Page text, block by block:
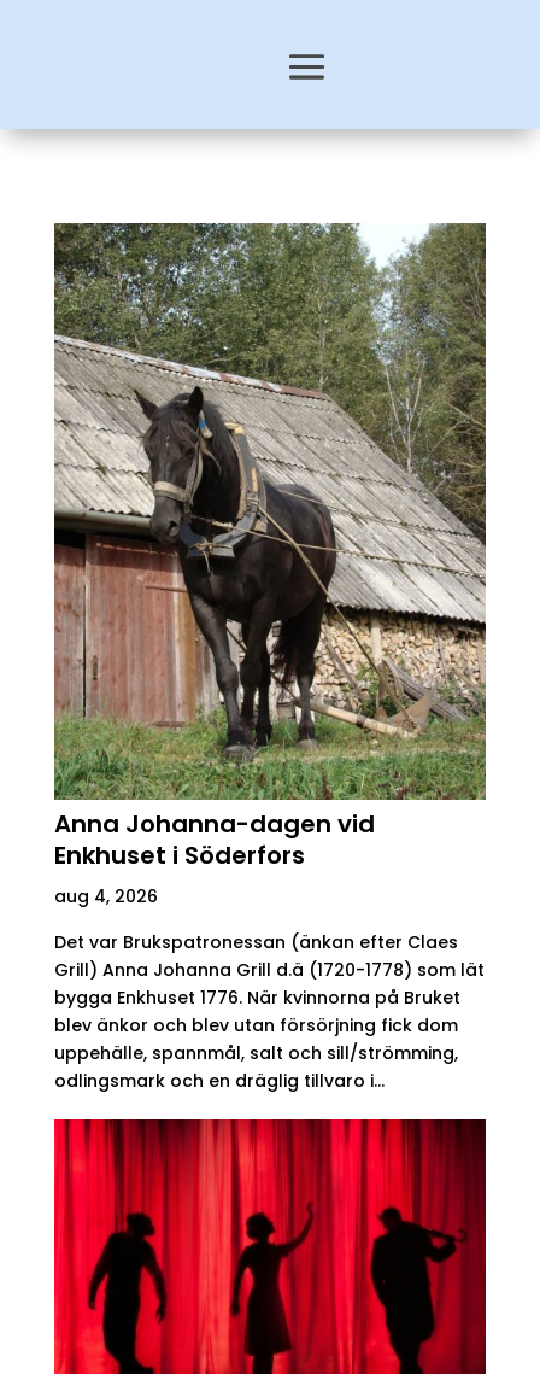
Anna Johanna-dagen vid
Enkhuset i Söderfors
aug 4, 2026
Det var Brukspatronessan (änkan efter Claes
Grill) Anna Johanna Grill d.ä (1720-1778) som lät
bygga Enkhuset 1776. När kvinnorna på Bruket
blev änkor och blev utan försörjning fick dom
uppehälle, spannmål, salt och sill/strömming,
odlingsmark och en dräglig tillvaro i...